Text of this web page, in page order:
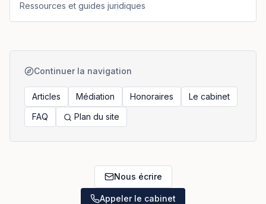
Ressources et guides juridiques
Continuer la navigation
Articles Médiation Honoraires
Le cabinet
FAQ
Plan du site
Nous écrire
Appeler le cabinet